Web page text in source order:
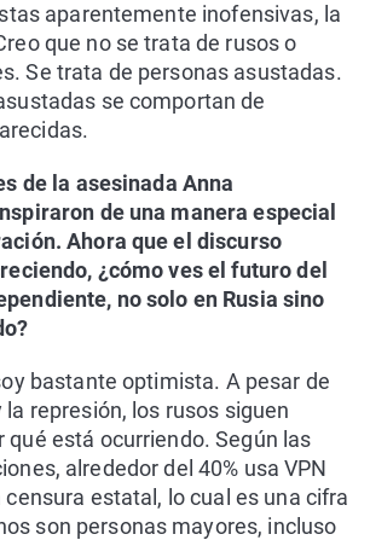
aparentemente inofensivas, la
que no se trata de rusos o
Se trata de personas asustadas.
se comportan de
de la asesinada Anna
de una manera especial
Ahora que el discurso
¿cómo ves el futuro del
no solo en Rusia sino
bastante optimista. A pesar de
la represión, los rusos siguen
qué está ocurriendo. Según las
alrededor del 40% usa VPN
estatal, lo cual es una cifra
son personas mayores, incluso